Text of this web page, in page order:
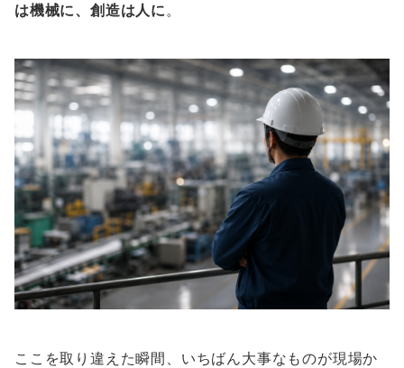
は機械に、創造は人に。
ここを取り違えた瞬間、いちばん大事なものが現場か